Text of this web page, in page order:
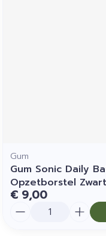
Gum
Gum Sonic Daily
Opzetborstel Zwart
€ 9,00